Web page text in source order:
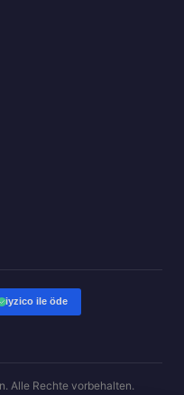
Alle Rechte vorbehalten.